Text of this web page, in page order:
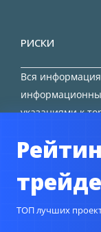
РИСКИ
Вся
указаниями к
ТОП лучших